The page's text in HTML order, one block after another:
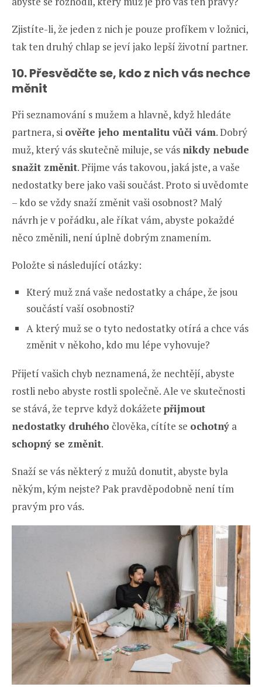
Zjistíte-li, že jeden z nich je pouze profíkem v ložnici,
tak ten druhý chlap se jeví jako lepší životní partner.
10. Přesvědčte se, kdo z nich vás nechce
měnit
Při seznamování s mužem a hlavně, když hledáte
partnera, si ověřte jeho mentalitu vůči vám. Dobrý
muž, který vás skutečně miluje, se vás nikdy nebude
snažit změnit. Přijme vás takovou, jaká jste, a vaše
nedostatky bere jako vaši součást. Proto si uvědomte
– kdo se vždy snaží změnit vaši osobnost? Malý
návrh je v pořádku, ale říkat vám, abyste pokaždé
něco změnili, není úplně dobrým znamením.
Položte si následující otázky:
Který muž zná vaše nedostatky a chápe, že jsou
součástí vaší osobnosti?
A který muž se o tyto nedostatky otírá a chce vás
změnit v někoho, kdo mu lépe vyhovuje?
Přijetí vašich chyb neznamená, že nechtějí, abyste
rostli nebo abyste rostli společně. Ale ve skutečnosti
se stává, že teprve když dokážete přijmout
nedostatky druhého člověka, cítíte se ochotný a
schopný se změnit.
Snaží se vás některý z mužů donutit, abyste byla
někým, kým nejste? Pak pravděpodobně není tím
pravým pro vás.